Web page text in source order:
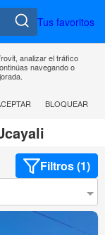
Tus favoritos
analizar el tráfico
navegando o
BLOQUEAR
Filtros (1)